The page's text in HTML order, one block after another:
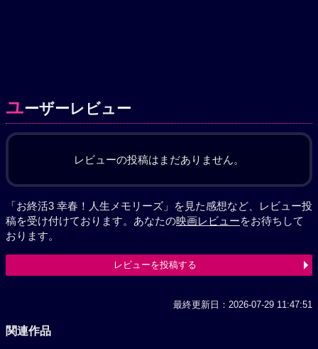
ユーザーレビュー
レビューの投稿はまだありません。
「お終活3 幸春！人生メモリーズ」を見た感想など、レビュー投
稿を受け付けております。あなたの映画レビューをお待ちして
おります。
レビューを投稿する
最終更新日：2026-07-29 11:47:51
関連作品